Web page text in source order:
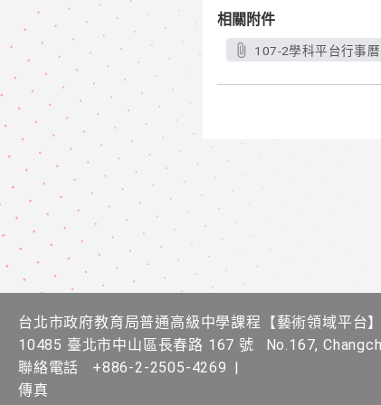
相關附件
107-2學科平台行事
台北市政府教育局普通高級中學課程​【​藝術領域平台】
10485 臺北市中山區長春路 167 號
No.167,
聯絡電話
+886-2-2505-4269 |
傳真